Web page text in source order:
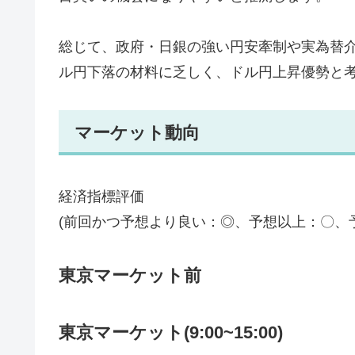
総じて、政府・日銀の強い円安牽制や実為替
ル円下落の材料に乏しく、ドル円上昇優勢と
マーケット動向
経済指標評価
(前回かつ予想より良い：◎、予想以上：〇
東京マーケット前
東京マーケット(9:00~15:00)